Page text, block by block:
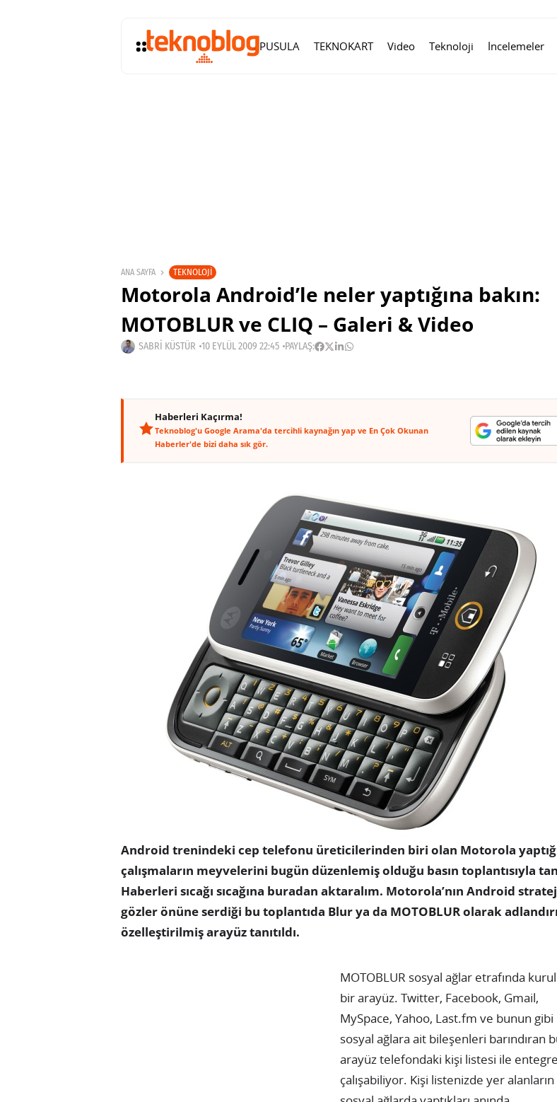
PUSULA TEKNOKART Video Teknoloji İncelemeler
ANA SAYFA TEKNOLOJI
Motorola Android’le neler yaptığına bakın:
MOTOBLUR ve CLIQ – Galeri & Video
SABRI KÜSTÜR 10 EYLÜL 2009 22:45 PAYLAŞ:
Haberleri Kaçırma!
Teknoblog'u Google Arama'da tercihli kaynağın yap ve En Çok Okunan
Haberler'de bizi daha sık gör.
Android trenindeki cep telefonu üreticilerinden biri olan Motorola
çalışmaların meyvelerini bugün düzenlemiş olduğu basın toplantısıyla
Haberleri sıcağı sıcağına buradan aktaralım. Motorola’nın Android
gözler önüne serdiği bu toplantıda Blur ya da MOTOBLUR olarak
özelleştirilmiş arayüz tanıtıldı.
MOTOBLUR sosyal ağlar etrafında
bir arayüz. Twitter, Facebook, Gmail,
MySpace, Yahoo, Last.fm ve bunun gibi
sosyal ağlara ait bileşenleri barındıran
arayüz telefondaki kişi listesi ile entegre
çalışabiliyor. Kişi listenizde yer alanların